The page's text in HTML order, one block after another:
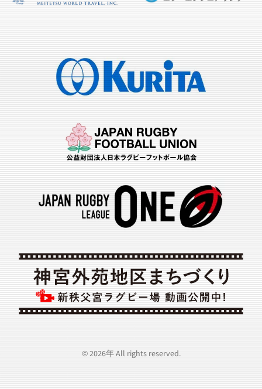
©2026年All rights reserved.